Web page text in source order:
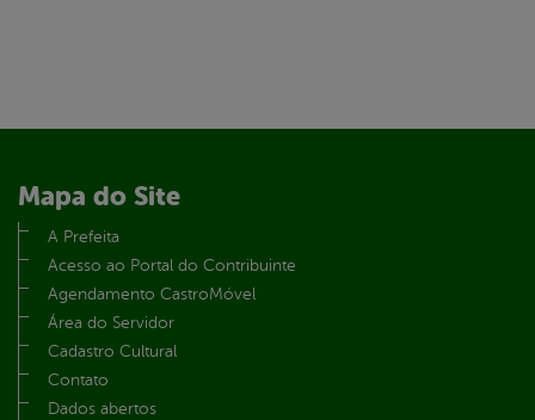
Mapa do Site
A Prefeita
Acesso ao Portal do Contribuinte
Agendamento CastroMóvel
Área do Servidor
Cadastro Cultural
Contato
Dados abertos